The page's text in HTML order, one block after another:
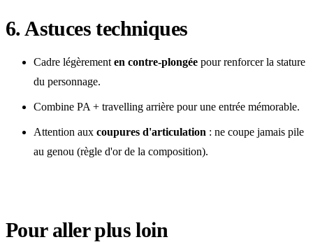
6. Astuces techniques
Cadre légèrement en contre-plongée pour renforcer la stature
du personnage.
Combine PA + travelling arrière pour une entrée mémorable.
Attention aux coupures d'articulation : ne coupe jamais pile
au genou (règle d'or de la composition).
Pour aller plus loin